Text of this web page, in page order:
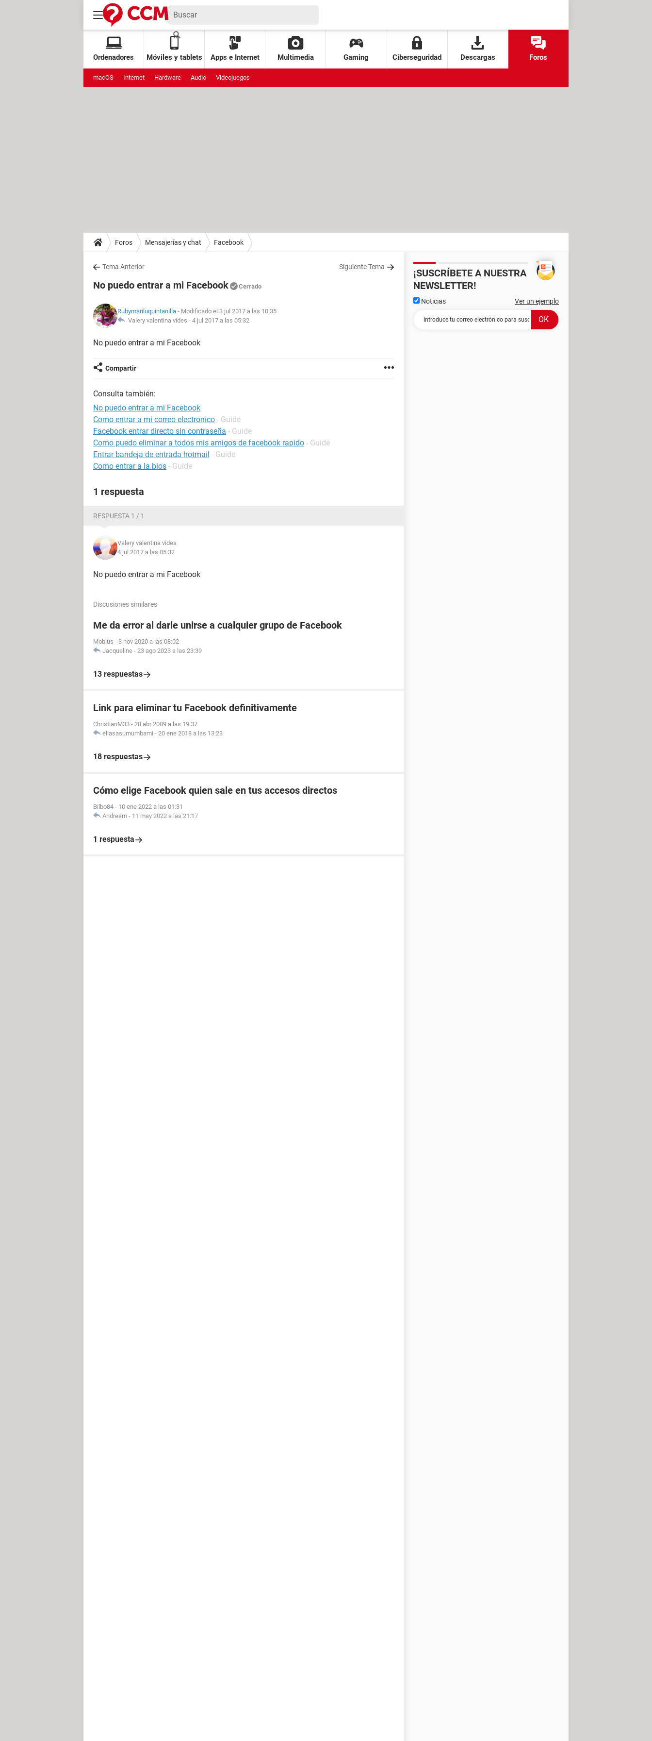
Ordenadores Móviles y tablets Apps e Internet Multimedia Gaming Ciberseguridad Descargas Foros
macOS Internet Hardware Audio Videojuegos
Foros Mensajerías y chat Facebook
Tema Anterior Siguiente Tema
No puedo entrar a mi Facebook Cerrado
Rubymariluquintanilla - Modificado el 3 jul 2017 a las 10:35
Valery valentina vides - 4 jul 2017 a las 05:32
No puedo entrar a mi Facebook
Compartir
Consulta también:
No puedo entrar a mi Facebook
Como entrar a mi correo electronico - Guide
Facebook entrar directo sin contraseña - Guide
Como puedo eliminar a todos mis amigos de facebook rapido - Guide
Entrar bandeja de entrada hotmail - Guide
Como entrar a la bios - Guide
1 respuesta
RESPUESTA 1 / 1
Valery valentina vides
4 jul 2017 a las 05:32
No puedo entrar a mi Facebook
Discusiones similares
Me da error al darle unirse a cualquier grupo de Facebook
Mobius - 3 nov 2020 a las 08:02
Jacqueline - 23 ago 2023 a las 23:39
13 respuestas
Link para eliminar tu Facebook definitivamente
ChristianM33 - 28 abr 2009 a las 19:37
eliasasumumbami - 20 ene 2018 a las 13:23
18 respuestas
Cómo elige Facebook quien sale en tus accesos directos
Bilbo84 - 10 ene 2022 a las 01:31
Andream - 11 may 2022 a las 21:17
1 respuesta
¡SUSCRÍBETE A NUESTRA
NEWSLETTER!
Noticias Ver un ejemplo